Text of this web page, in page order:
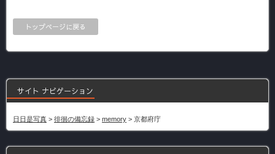
トップページに戻る
サイト ナビゲーション
日日是写真 > 徘徊の備忘録 > memory > 京都府庁